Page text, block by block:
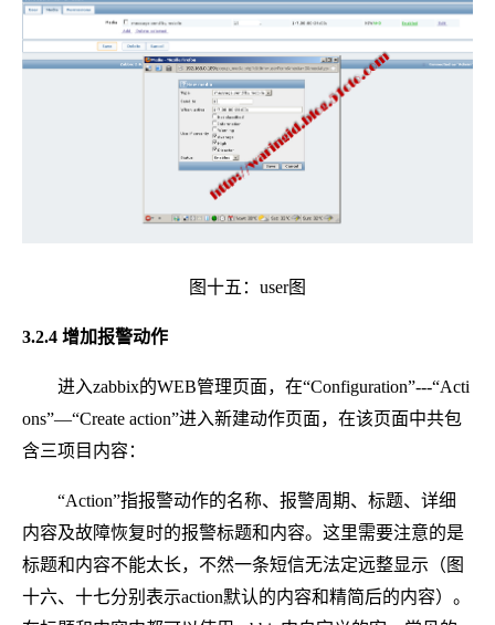
图十五：user图
3.2.4 增加报警动作
进入zabbix的WEB管理页面，在“Configuration”---“Acti
ons”—“Create action”进入新建动作页面，在该页面中共包
含三项目内容：
“Action”指报警动作的名称、报警周期、标题、详细
内容及故障恢复时的报警标题和内容。这里需要注意的是
标题和内容不能太长，不然一条短信无法定远整显示（图
十六、十七分别表示action默认的内容和精简后的内容）。